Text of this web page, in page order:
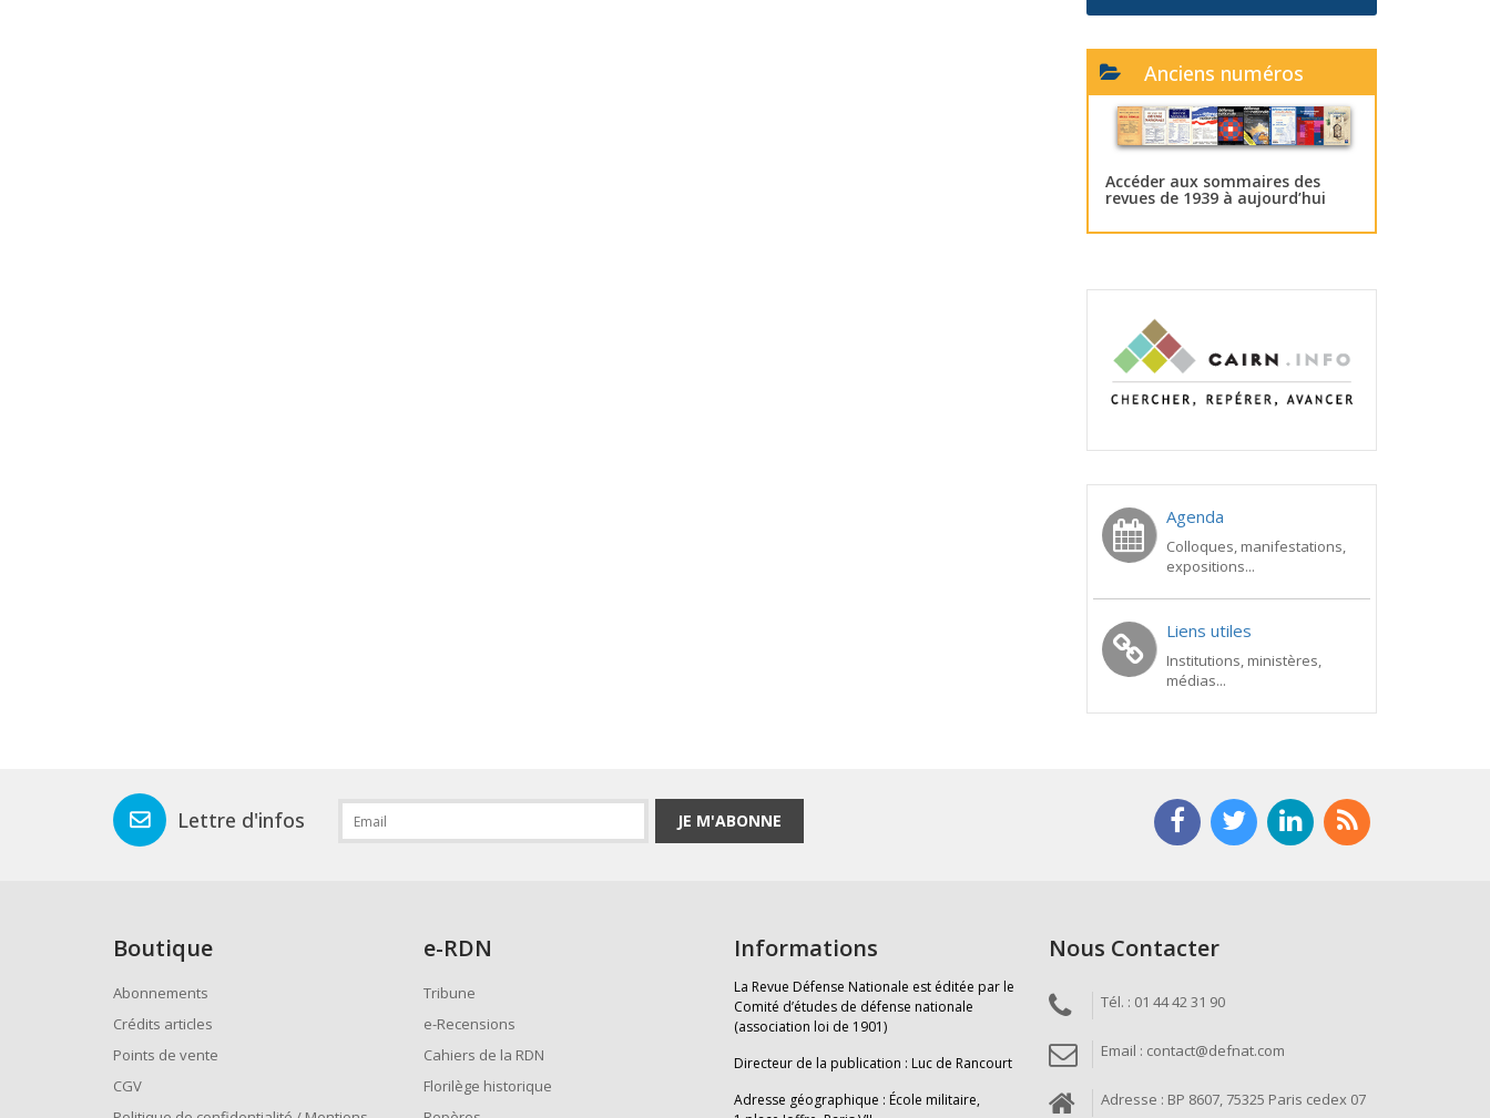
Anciens numéros
Accéder aux sommaires des
revues de 1939 à aujourd’hui
Agenda
Colloques, manifestations,
expositions...
Liens utiles
Institutions, ministères,
médias...
Lettre d'infos JE M'ABONNE
Boutique
Abonnements
Crédits articles
Points de vente
CGV
e-RDN
Tribune
e-Recensions
Cahiers de la RDN
Florilège historique
Informations
La Revue Défense Nationale est éditée par le
Comité d’études de défense nationale
(association loi de 1901)
Directeur de la publication : Luc de Rancourt
Adresse géographique : École militaire,
Nous Contacter
Tél. : 01 44 42 31 90
Email : contact@defnat.com
Adresse : BP 8607, 75325 Paris cedex 07